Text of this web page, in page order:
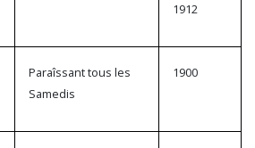
1912
Paraîssant tous les
Samedis
1900